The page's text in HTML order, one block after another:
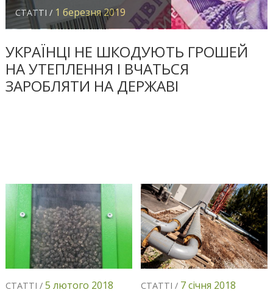
СТАТТІ / 1 березня 2019
УКРАЇНЦІ НЕ ШКОДУЮТЬ ГРОШЕЙ
НА УТЕПЛЕННЯ І ВЧАТЬСЯ
ЗАРОБЛЯТИ НА ДЕРЖАВІ
СТАТТІ / 5 лютого 2018 СТАТТІ / 7 січня 2018